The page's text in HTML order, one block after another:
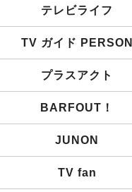
テレビライフ
TV ガイド PERSON
プラスアクト
BARFOUT！
JUNON
TV fan